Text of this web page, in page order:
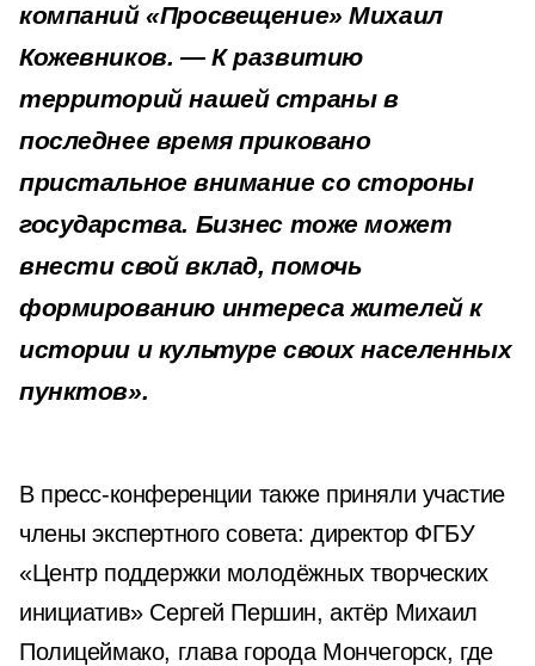
компаний «Просвещение» Михаил
Кожевников. — К развитию
территорий нашей страны в
последнее время приковано
пристальное внимание со стороны
государства. Бизнес тоже может
внести свой вклад, помочь
формированию интереса жителей к
истории и культуре своих населенных
пунктов».
В пресс-конференции также приняли участие
члены экспертного совета: директор ФГБУ
«Центр поддержки молодёжных творческих
инициатив» Сергей Першин, актёр Михаил
Полицеймако, глава города Мончегорск, где